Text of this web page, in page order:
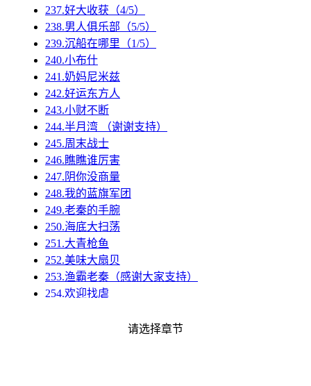
237.好大收获（4/5）
238.男人俱乐部（5/5）
239.沉船在哪里（1/5）
240.小布什
241.奶妈尼米兹
242.好运东方人
243.小财不断
244.半月湾 （谢谢支持）
245.周末战士
246.瞧瞧谁厉害
247.阴你没商量
248.我的蓝旗军团
249.老秦的手腕
250.海底大扫荡
251.大青枪鱼
252.美味大扇贝
253.渔霸老秦（感谢大家支持）
254.欢迎找虐
257.西班牙的妥协请选择章节